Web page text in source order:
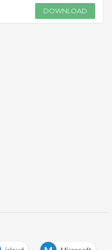
DOWNLOAD